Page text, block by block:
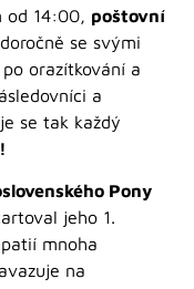
od 14:00, poštovní
se svými
orazítkování a
a
se tak každý
Pony
jeho 1.
mnoha
na